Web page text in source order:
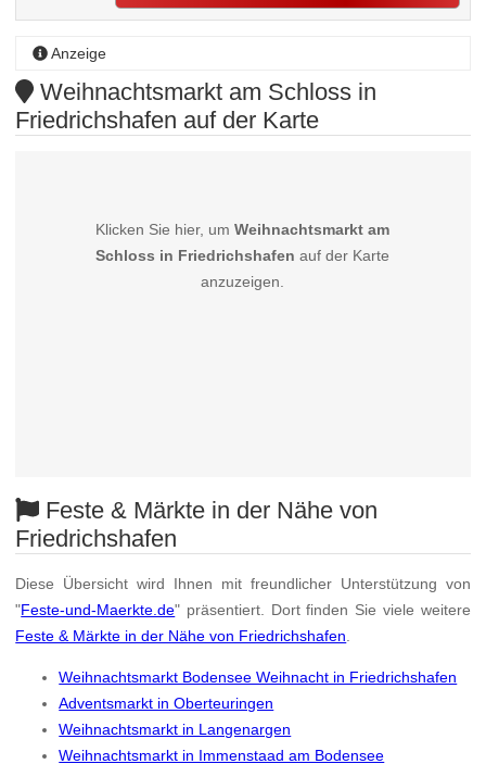
Anzeige
Weihnachtsmarkt am Schloss in
Friedrichshafen auf der Karte
Klicken Sie hier, umWeihnachtsmarkt am
Schloss in Friedrichshafen auf der Karte
anzuzeigen.
Feste & Märkte in der Nähe von
Friedrichshafen
Diese Übersicht wird Ihnen mit freundlicher Unterstützung von
"Feste-und-Maerkte.de" präsentiert. Dort finden Sie viele weitere
Feste & Märkte in der Nähe von Friedrichshafen
Weihnachtsmarkt Bodensee Weihnacht in Friedrichshafen
Adventsmarkt in Oberteuringen
Weihnachtsmarkt in Langenargen
Weihnachtsmarkt in Immenstaad am Bodensee